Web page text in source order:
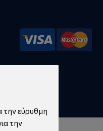
-
την εύρυθμη
την